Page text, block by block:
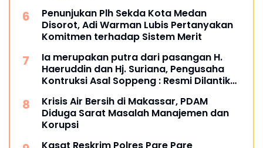
Penunjukan Plh Sekda Kota Medan
Disorot, Adi Warman Lubis Pertanyakan
Komitmen terhadap Sistem Merit
Ia merupakan putra dari pasangan H.
Haeruddin dan Hj. Suriana, Pengusaha
Kontruksi Asal Soppeng : Resmi Dilantik
Krisis Air Bersih di Makassar, PDAM
Diduga Sarat Masalah Manajemen dan
Korupsi
Kasat Reskrim Polres Pare Pare